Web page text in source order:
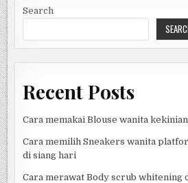
Search
Recent Posts
Cara memakai Blouse wanita
Cara memilih Sneakers wanita
di siang hari
Cara merawat Body scrub whitening